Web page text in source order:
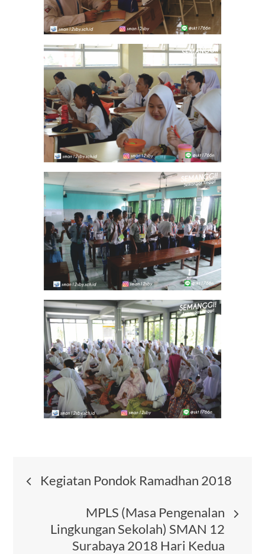
Post
navigation
Kegiatan Pondok Ramadhan 2018
MPLS (Masa Pengenalan
Lingkungan Sekolah) SMAN 12
Surabaya 2018 Hari Kedua